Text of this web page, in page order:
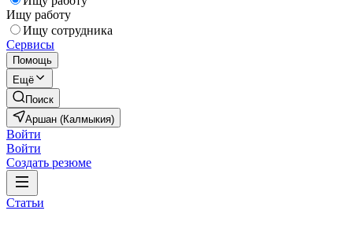
Ищу работу
Ищу сотрудника
Сервисы
Помощь
Ещё
Поиск
Аршан (Калмыкия)
Войти
Войти
Создать резюме
Статьи